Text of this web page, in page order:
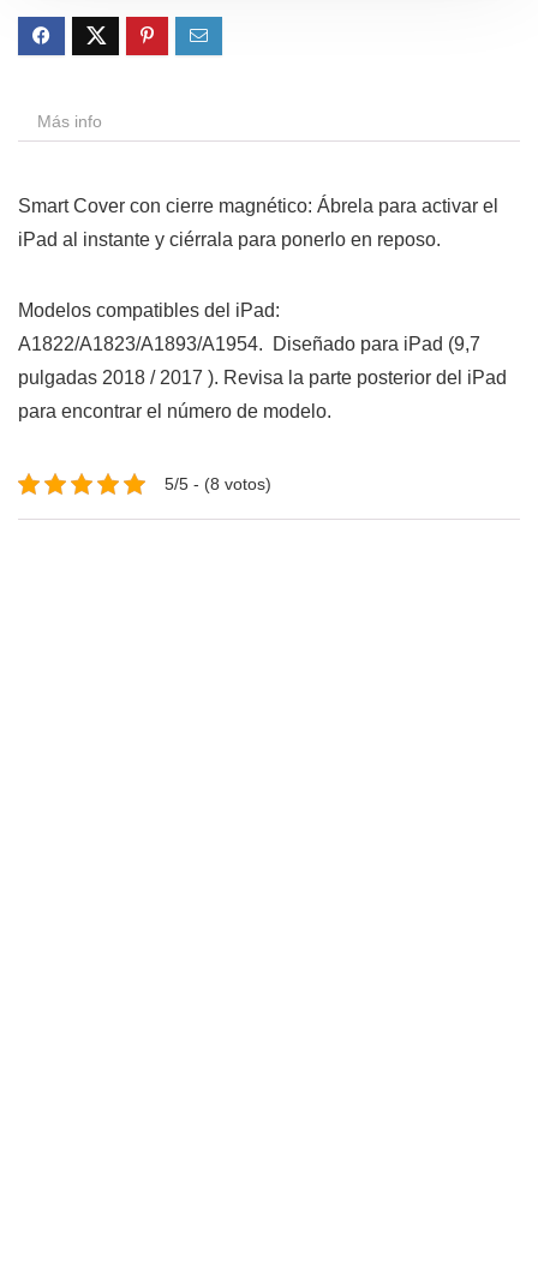
Más info
Smart Cover con cierre magnético: Ábrela para activar el
iPad al instante y ciérrala para ponerlo en reposo.
Modelos compatibles del iPad:
A1822/A1823/A1893/A1954. Diseñado para iPad (9,7
pulgadas 2018 / 2017 ). Revisa la parte posterior del iPad
para encontrar el número de modelo.
5/5 - (8 votos)